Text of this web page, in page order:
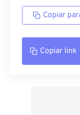
Copiar
Copiar link